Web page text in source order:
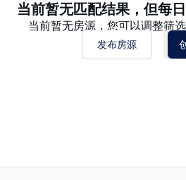
当前暂无匹配结果，但每
当前暂无房源，您可以调整筛
发布房源